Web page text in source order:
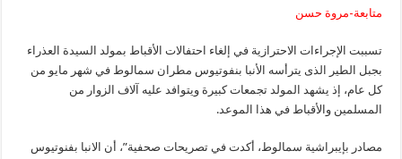
بجبل
الطير..
اعرف
متابعة-مروة حسن
تسببت الإجراءات الاحترازية في إلغاء احتفالات الأقباط بمولد السيدة العذراء
بجبل الطير الذى يترأسه الأنبا بنفوتيوس مطران سمالوط في شهر مايو من
كل عام، إذ يشهد المولد تجمعات كبيرة ويتوافد عليه آلاف الزوار من
المسلمين والأقباط في هذا الموعد.
مصادر بإيبراشية سمالوط، أكدت في تصريحات صحفية”، أن الانبا بفنوتيوس